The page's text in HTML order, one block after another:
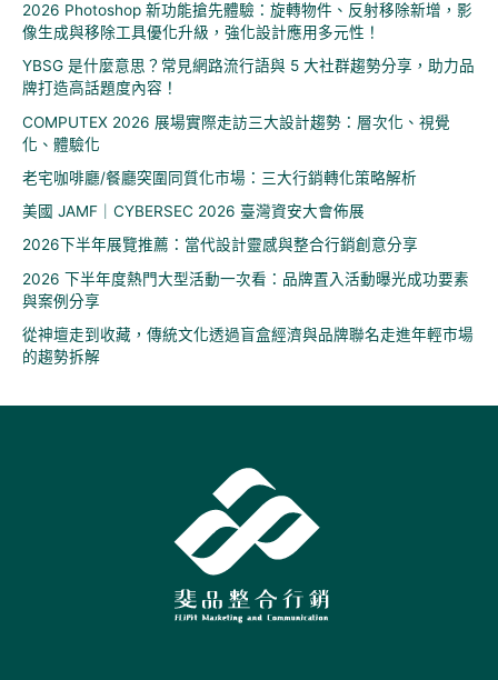
2026 Photoshop 新功能搶先體驗：旋轉物件、反射移除新增，影
像生成與移除工具優化升級，強化設計應用多元性！
YBSG 是什麼意思？常見網路流行語與 5 大社群趨勢分享，助力品
牌打造高話題度內容！
COMPUTEX 2026 展場實際走訪三大設計趨勢：層次化、視覺
化、體驗化
老宅咖啡廳/餐廳突圍同質化市場：三大行銷轉化策略解析
美國 JAMF｜CYBERSEC 2026 臺灣資安大會佈展
2026下半年展覽推薦：當代設計靈感與整合行銷創意分享
2026 下半年度熱門大型活動一次看：品牌置入活動曝光成功要素
與案例分享
從神壇走到收藏，傳統文化透過盲盒經濟與品牌聯名走進年輕市場
的趨勢拆解